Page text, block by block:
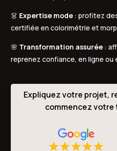
👗 Expertise mode : profitez
certifiée en colorimétrie et
🌸 Transformation assurée :
reprenez confiance, en ligne ou
Expliquez votre projet,
commencez